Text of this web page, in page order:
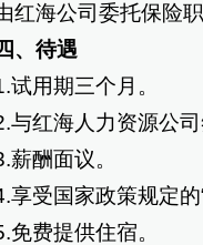
海公司委托保险职
、待遇
用期三个月。
红海人力资源公司
酬面议。
受国家政策规定的“
费提供住宿。